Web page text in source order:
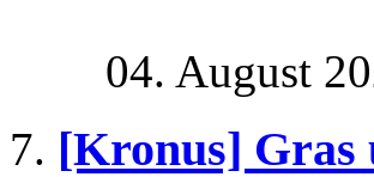
04. August
[Kronus] Gras